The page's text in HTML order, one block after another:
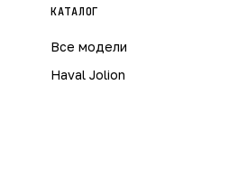
КАТАЛОГ
Все модели
Haval Jolion